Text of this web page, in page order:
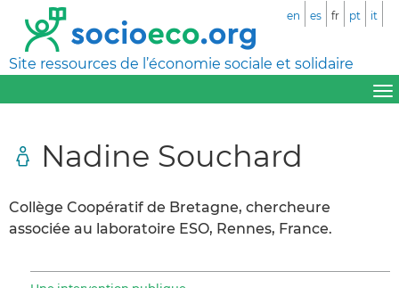
Site ressources de l’économie sociale et solidaire
en es fr pt it
Nadine Souchard
Collège Coopératif de Bretagne, chercheure
associée au laboratoire ESO, Rennes, France.